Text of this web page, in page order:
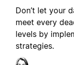
Don’t let your
meet every
levels by
strategies.